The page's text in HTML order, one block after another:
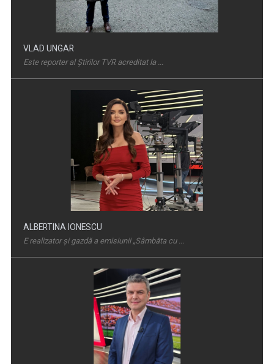
TVR INFO
BAC 2026: Soluționarea contestațiilor urcă rata de
promovare la cel mai ...
Dincolo de politică, comunitățile au nevoie de soluții - nouă
VLAD UNGAR
Este reporter al Știrilor TVR acreditat la ...
ALBERTINA IONESCU
E realizator şi gazdă a emisiunii „Sâmbăta cu ...